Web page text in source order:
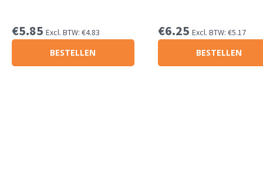
€5.85 Excl. BTW: €4.83
BESTELLEN
€6.25 Excl. BTW: €5.17
BESTELLEN